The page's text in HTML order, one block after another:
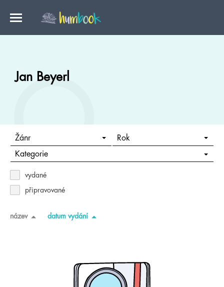
Jan Beyerl
Žánr Rok
Kategorie
vydané
připravované
název datum vydání